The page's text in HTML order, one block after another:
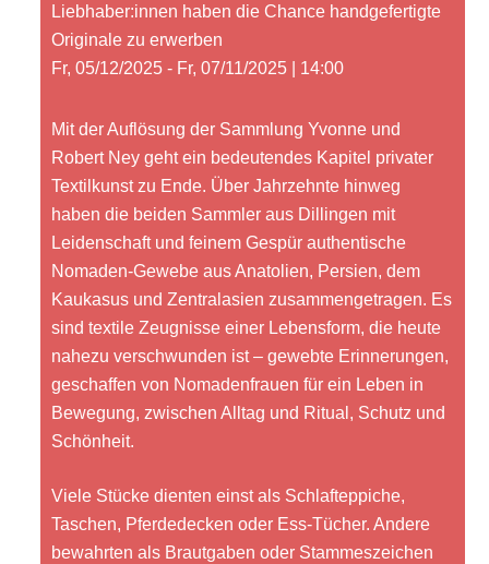
Liebhaber:innen haben die Chance handgefertigte
Originale zu erwerben
Fr, 05/12/2025 - Fr, 07/11/2025 | 14:00
Mit der Auflösung der Sammlung Yvonne und
Robert Ney geht ein bedeutendes Kapitel privater
Textilkunst zu Ende. Über Jahrzehnte hinweg
haben die beiden Sammler aus Dillingen mit
Leidenschaft und feinem Gespür authentische
Nomaden-Gewebe aus Anatolien, Persien, dem
Kaukasus und Zentralasien zusammengetragen. Es
sind textile Zeugnisse einer Lebensform, die heute
nahezu verschwunden ist – gewebte Erinnerungen,
geschaffen von Nomadenfrauen für ein Leben in
Bewegung, zwischen Alltag und Ritual, Schutz und
Schönheit.
Viele Stücke dienten einst als Schlafteppiche,
Taschen, Pferdedecken oder Ess-Tücher. Andere
bewahrten als Brautgaben oder Stammeszeichen